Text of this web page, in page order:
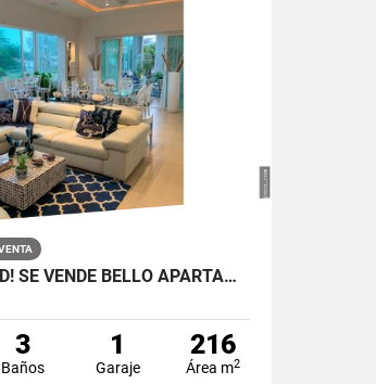
OPORTUNIDAD! SE VENDE BELLO APARTAMENTO EN PUNTA BARCO VILLAGE
3
Baños
1
Garaje
216
Área m2